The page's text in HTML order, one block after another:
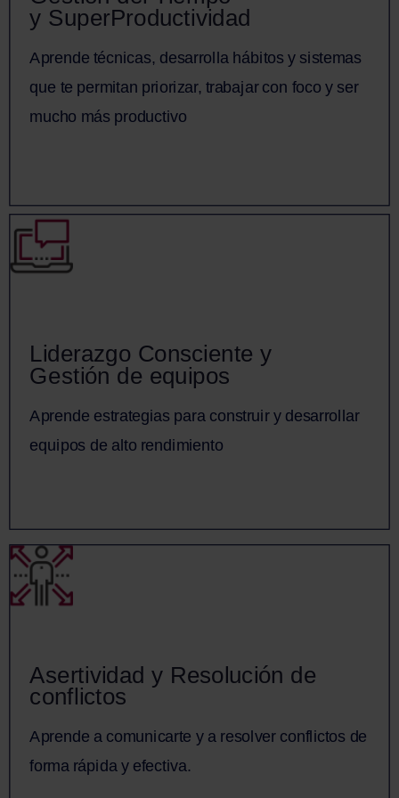
y SuperProductividad
Aprende técnicas, desarrolla hábitos y sistemas
que te permitan priorizar, trabajar con foco y ser
mucho más productivo
y SuperProductividad
Aprende técnicas, desarrolla hábitos y sistemas
mucho más productivo.
Liderazgo Consciente y
Gestión de equipos
Aprende estrategias para construir y desarrollar
equipos de alto rendimiento
Liderazgo Consciente y
Gestión de equipos
Aprende estrategias para construir y desarrollar
equipos de alto rendimiento.
Saber más
Asertividad y Resolución de
conflictos
Aprende a comunicarte y a resolver conflictos de
forma rápida y efectiva.
Asertividad y Resolución de
conflictos
forma rápida y efectiva.